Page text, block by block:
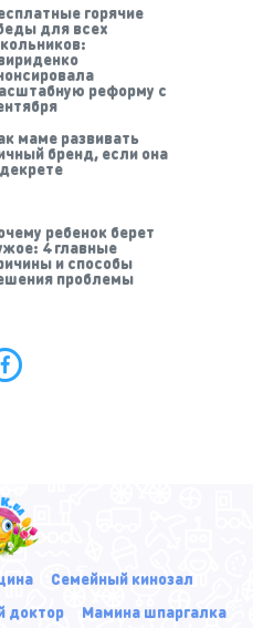
горячие
для всех
реформу с
маме развивать
бренд, если она
ребенок берет
4 главные
и способы
проблемы
Семейный кинозал
доктор
Мамина шпаргалка